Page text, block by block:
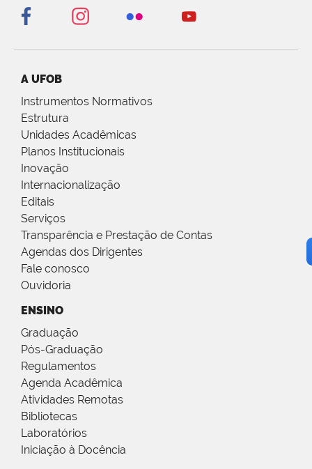
A UFOB
Instrumentos Normativos
Estrutura
Unidades Acadêmicas
Planos Institucionais
Inovação
Internacionalização
Editais
Serviços
Transparência e Prestação de Contas
Agendas dos Dirigentes
Fale conosco
Ouvidoria
ENSINO
Graduação
Pós-Graduação
Regulamentos
Agenda Acadêmica
Atividades Remotas
Bibliotecas
Laboratórios
Iniciação à Docência